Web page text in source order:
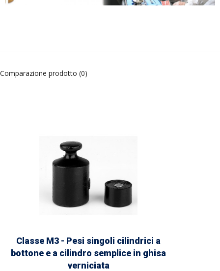
Comparazione prodotto (0)
Classe M3 - Pesi singoli cilindrici a
bottone e a cilindro semplice in ghisa
verniciata